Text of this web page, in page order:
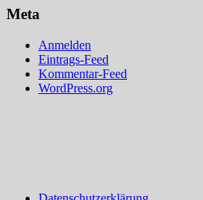
Meta
Anmelden
Eintrags-Feed
Kommentar-Feed
WordPress.org